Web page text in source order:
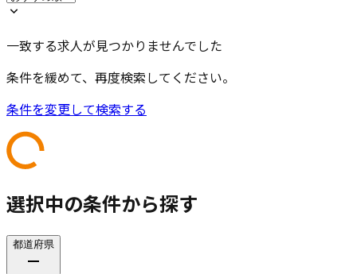
一致する求人が見つかりませんでした
条件を緩めて、再度検索してください。
条件を変更して検索する
選択中の条件から探す
都道府県